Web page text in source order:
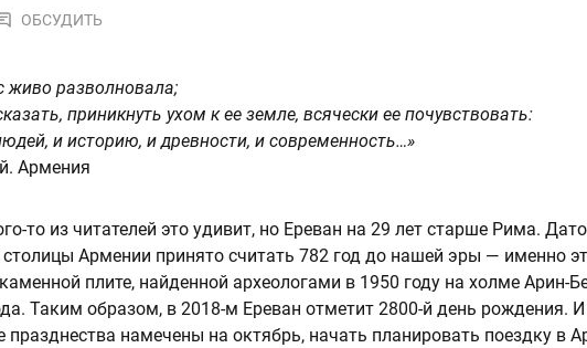
ОБСУДИТЬ
живо разволновала;
приникнуть ухом к ее земле, всячески ее почувствовать:
и историю, и древности, и современность…»
Армения
то из читателей это удивит, но Ереван на 29 лет старше Рима.
Армении принято считать 782 год до нашей эры — именно
плите, найденной археологами в 1950 году на холме Арин-
Таким образом, в 2018-м Ереван отметит 2800-й день рождения. И
намечены на октябрь, начать планировать поездку в